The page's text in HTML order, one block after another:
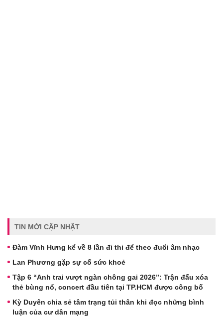
TIN MỚI CẬP NHẬT
Đàm Vĩnh Hưng kể về 8 lần đi thi để theo đuổi âm nhạc
Lan Phương gặp sự cố sức khoẻ
Tập 6 “Anh trai vượt ngàn chông gai 2026”: Trận đấu xóa
thẻ bùng nổ, concert đầu tiên tại TP.HCM được công bố
Kỳ Duyên chia sẻ tâm trạng tủi thân khi đọc những bình
luận của cư dân mạng